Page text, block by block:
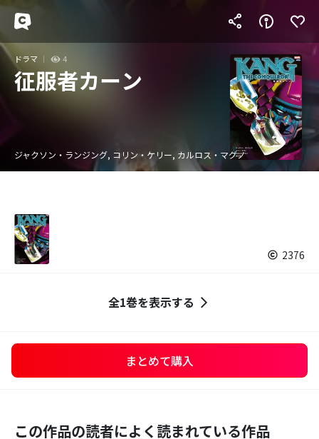
ドラマ 4
征服者カーン
ジャクソン・ランジング, コリン・ケリー, カルロス・マグノ
2376
全1巻を表示する
まとめて購入
この作品の読者によく読まれている作品